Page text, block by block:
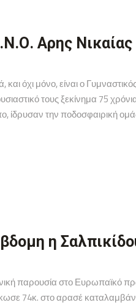
Αρης Νικαίας
όχι μόνο, είναι ο
τους ξεκίνημα 75
ίδρυσαν την ποδοσφαιρική
η
παρουσία στο Ευρωπαϊκό
74κ. στο αρασέ